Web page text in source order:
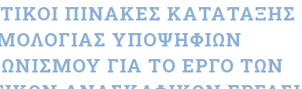
ΠΙΝΑΚΕΣ ΚΑΤΑΤΑΞΗΣ
ΥΠΟΨΗΦΙΩΝ
ΓΙΑ ΤΟ ΕΡΓΟ ΤΩΝ